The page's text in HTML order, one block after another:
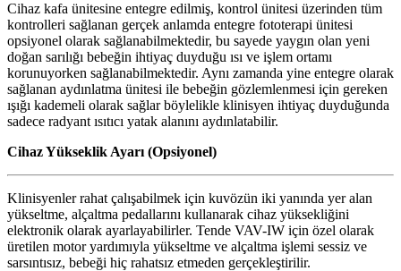
Cihaz kafa ünitesine entegre edilmiş, kontrol ünitesi üzerinden tüm
kontrolleri sağlanan gerçek anlamda entegre fototerapi ünitesi
opsiyonel olarak sağlanabilmektedir, bu sayede yaygın olan yeni
doğan sarılığı bebeğin ihtiyaç duyduğu ısı ve işlem ortamı
korunuyorken sağlanabilmektedir. Aynı zamanda yine entegre olarak
sağlanan aydınlatma ünitesi ile bebeğin gözlemlenmesi için gereken
ışığı kademeli olarak sağlar böylelikle klinisyen ihtiyaç duyduğunda
sadece radyant ısıtıcı yatak alanını aydınlatabilir.
Cihaz Yükseklik Ayarı (Opsiyonel)
Klinisyenler rahat çalışabilmek için kuvözün iki yanında yer alan
yükseltme, alçaltma pedallarını kullanarak cihaz yüksekliğini
elektronik olarak ayarlayabilirler. Tende VAV-IW için özel olarak
üretilen motor yardımıyla yükseltme ve alçaltma işlemi sessiz ve
sarsıntısız, bebeği hiç rahatsız etmeden gerçekleştirilir.